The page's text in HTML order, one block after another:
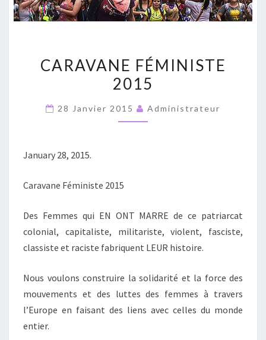
FÉMINISTE
2015
CARAVANE FÉMINISTE
2015
28 Janvier 2015 Administrateur
January 28, 2015.
Caravane Féministe 2015
Des Femmes qui EN ONT MARRE de ce patriarcat
colonial, capitaliste, militariste, violent, fasciste,
classiste et raciste fabriquent LEUR histoire.
Nous voulons construire la solidarité et la force des
mouvements et des luttes des femmes à travers
l’Europe en faisant des liens avec celles du monde
entier.